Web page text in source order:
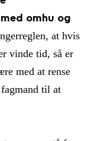
omhu og
at hvis
vinde tid, så er
med at rense
til at